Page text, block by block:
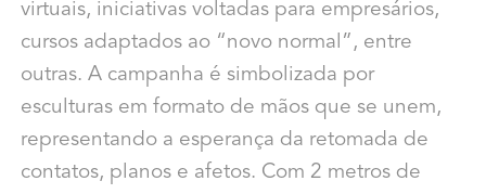
virtuais, iniciativas voltadas para empresários,
cursos adaptados ao “novo normal”, entre
outras. A campanha é simbolizada por
esculturas em formato de mãos que se unem,
representando a esperança da retomada de
contatos, planos e afetos. Com 2 metros de